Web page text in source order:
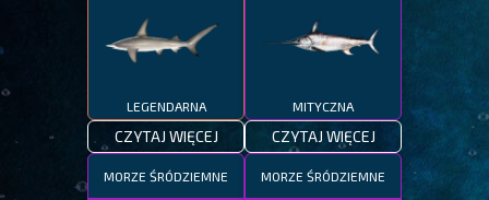
LEGENDARNA
CZYTAJ WIĘCEJ
MITYCZNA
CZYTAJ WIĘCEJ
MORZE ŚRÓDZIEMNE MORZE ŚRÓDZIEMNE